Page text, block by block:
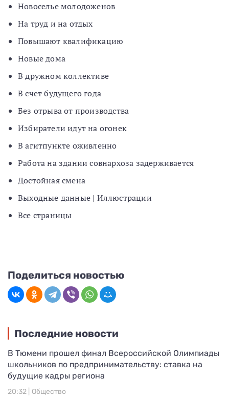
Новоселье молодоженов
На труд и на отдых
Повышают квалификацию
Новые дома
В дружном коллективе
В счет будущего года
Без отрыва от производства
Избиратели идут на огонек
В агитпункте оживленно
Работа на здании совнархоза задерживается
Достойная смена
Выходные данные | Иллюстрации
Все страницы
Поделиться новостью
Последние новости
В Тюмени прошел финал Всероссийской Олимпиады
школьников по предпринимательству: ставка на
будущие кадры региона
20:32 | Общество